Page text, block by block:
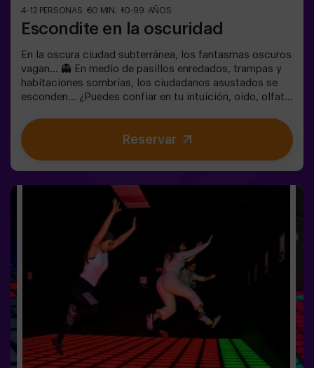
4-12 PERSONAS 60 MIN. 10-99 AÑOS
Escondite en la oscuridad
En la oscura ciudad subterránea, los fantasmas oscuros
vagan... 👻 En medio de pasillos enredados, trampas y
habitaciones sombrías, los ciudadanos asustados se
esconden... ¿Puedes confiar en tu intuición, oído, olfato
luego encontrar a tus amigos? 🔦 El escondite en la
Oscuridad es similar al juego tradicional, solo que se
lleva a cabo en la oscuridad (con una luz de juego
para los niños. Aquí encontrarás escondites, trampas,
laberintos, túneles y otros obstáculos. Las paredes
están tapizadas con diferentes recubrimientos para
orientarse al tacto, y todo el juego se acompaña de
efectos especiales de sonido y luz. 🌌✅ Ideal para
grupos grandes | planes con amigos | adolescentes |
team building ❗Los jugadores menores de 14 años o
igual deberán entrar acompañados por al menos de un
adulto. Existe la opción de que un monitor les
acompañe en la aventura, consúltanos las
condiciones.Este juego no es un Escape Room y no es
recomendable para personas con miedo a la oscuridad.
Reservar